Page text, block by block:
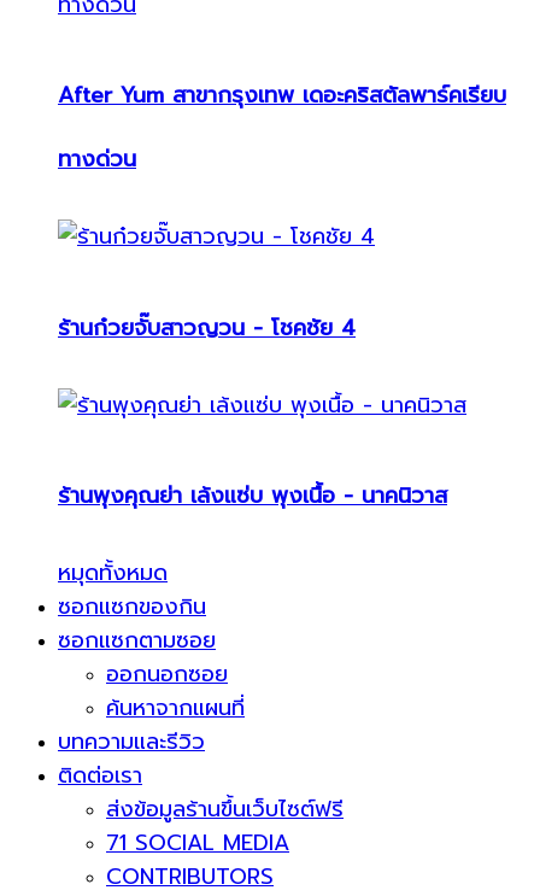
After Yum สาขากรุงเทพ เดอะคริสตัลพาร์คเรียบ
ทางด่วน
ร้านก๋วยจั๊บสาวญวน - โชคชัย 4
ร้านพุงคุณย่า เล้งแซ่บ พุงเนื้อ - นาคนิวาส
หมุดทั้งหมด
ซอกแซกของกิน
ซอกแซกตามซอย
ออกนอกซอย
ค้นหาจากแผนที่
บทความและรีวิว
ติดต่อเรา
ส่งข้อมูลร้านขึ้นเว็บไซต์ฟรี
71 SOCIAL MEDIA
CONTRIBUTORS